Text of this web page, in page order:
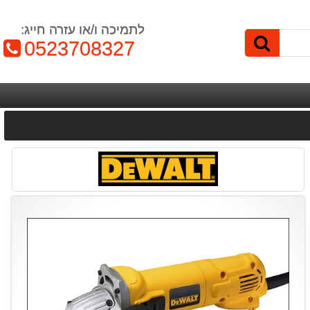
לתמיכה ו/או עזרה חייג:
טלפון:
0523708327